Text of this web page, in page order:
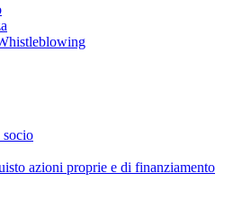
socio
azioni proprie e di finanziamento